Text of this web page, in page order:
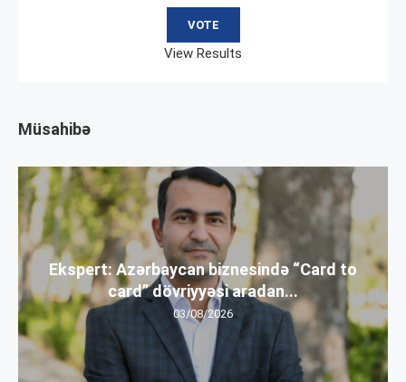
View Results
Müsahibə
Ekspert: Azərbaycan biznesində “Card to
card” dövriyyəsi aradan...
03/08/2026